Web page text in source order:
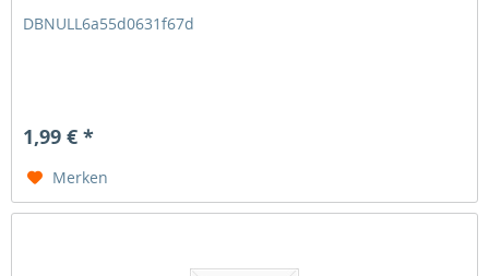
DBNULL6a55d0631f67d
1,99 € *
Merken